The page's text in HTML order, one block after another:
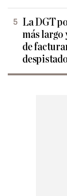
La DGT
más largo
de